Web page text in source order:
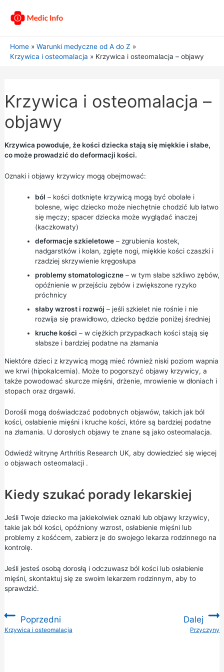
Home
Warunki medyczne od A do Z
Krzywica i osteomalacja
Krzywica i osteomalacja – objawy
Krzywica i osteomalacja –
objawy
Krzywica powoduje, że kości dziecka stają się miękkie i słabe,
co może prowadzić do deformacji kości.
Oznaki i objawy krzywicy mogą obejmować:
ból – kości dotknięte krzywicą mogą być obolałe i
bolesne, więc dziecko może niechętnie chodzić lub łatwo
się męczy; spacer dziecka może wyglądać inaczej
(kaczkowaty)
deformacje szkieletowe– zgrubienia kostek,
nadgarstków i kolan, zgięte nogi, miękkie kości czaszki i
rzadziej skrzywienie kręgosłupa
problemy stomatologiczne– w tym słabe szkliwo zębów,
opóźnienie w przejściu zębów i zwiększone ryzyko
próchnicy
słaby wzrost i rozwój – jeśli szkielet nie rośnie i nie
rozwija się prawidłowo, dziecko będzie poniżej średniej
kruche kości – w ciężkich przypadkach kości stają się
słabsze i bardziej podatne na złamania
Niektóre dzieci z krzywicą mogą mieć również niski poziom wapnia
we krwi (hipokalcemia). Może to pogorszyć objawy krzywicy, a
także powodować skurcze mięśni, drżenie, mrowienie w dłoniach i
stopach oraz drgawki.
Dorośli mogą doświadczać podobnych objawów, takich jak ból
kości, osłabienie mięśni i kruche kości, które są bardziej podatne
na złamania. U dorosłych objawy te znane są jako osteomalacja.
Odwiedź witrynę Arthritis Research UK, aby dowiedzieć się więcej
o objawach osteomalacji.
Kiedy szukać porady lekarskiej
Jeśli Twoje dziecko ma jakiekolwiek oznaki lub objawy krzywicy,
takie jak ból kości, opóźniony wzrost, osłabienie mięśni lub
problemy z kośćcem, zabierz je do swojego lekarza rodzinnego na
kontrolę.
Jeśli jesteś osobą dorosłą i odczuwasz ból kości lub osłabienie
mięśni, skontaktuj się ze swoim lekarzem rodzinnym, aby to
sprawdzić.
Poprzedni
:Krzywica i osteomalacja
Dalej
Przyczyny